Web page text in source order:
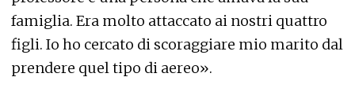
famiglia. Era molto attaccato ai nostri quattro
figli. Io ho cercato di scoraggiare mio marito dal
prendere quel tipo di aereo».